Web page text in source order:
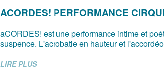
ACORDES! PERFORMANCE
aCORDES! est une performance intime et
suspence. L'acrobatie en hauteur et
LIRE PLUS